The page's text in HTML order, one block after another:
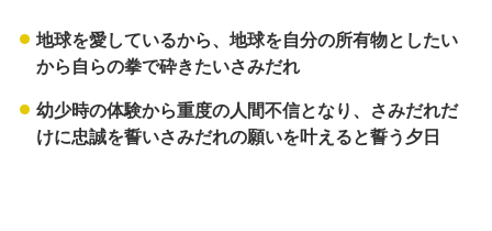
地球を愛しているから、地球を自分の所有物としたい
から自らの拳で砕きたいさみだれ
幼少時の体験から重度の人間不信となり、さみだれだ
けに忠誠を誓いさみだれの願いを叶えると誓う夕日